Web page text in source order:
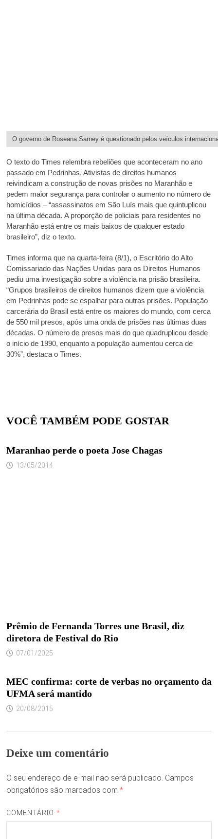
O governo de Roseana Sarney é questionado pelos veículos
O texto do Times relembra rebeliões que aconteceram no ano
passado em Pedrinhas. Ativistas de direitos humanos
reivindicam a construção de novas prisões no Maranhão e
pedem maior segurança para controlar o aumento no número de
homicídios – “assassinatos em São Luís mais que quintuplicou
na última década. A proporção de policiais para residentes no
Maranhão está entre os mais baixos de qualquer estado
brasileiro”, diz o texto.
Times informa que na quarta-feira (8/1), o Escritório do Alto
Comissariado das Nações Unidas para os Direitos Humanos
pediu uma investigação sobre a violência na prisão brasileira.
“Grupos brasileiros de direitos humanos dizem que a violência
em Pedrinhas pode se espalhar para outras prisões. População
carcerária do Brasil está entre os maiores do mundo, com cerca
de 550 mil presos, após uma onda de prisões nas últimas duas
décadas. O número de presos mais do que quadruplicou desde
o início de 1990, enquanto a população aumentou cerca de
30%”, destaca o Times.
VOCÊ TAMBÉM PODE GOSTAR
Maranhao perde o poeta Jose Chagas
13/05/2014
Prêmio de Fernanda Torres une Brasil, diz
diretora de Festival do Rio
07/01/2025
MEC confirma: corte de verbas no orçamento da
UFMA será mantido
20/08/2015
Deixe um comentário
O seu endereço de e-mail não será publicado. Campos
obrigatórios são marcados com *
COMENTÁRIO *